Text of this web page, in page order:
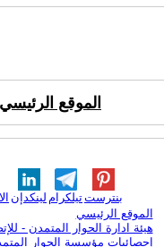
الموقع الرئيسي
لينكدإن تيلكرامبنترست
الموقع الرئيسي
هيئة ادارة الحوار المتمدن -
إحصائيات مؤسسة الحوار